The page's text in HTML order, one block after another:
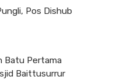
Pos Dishub
Batu Pertama
Baittusurrur